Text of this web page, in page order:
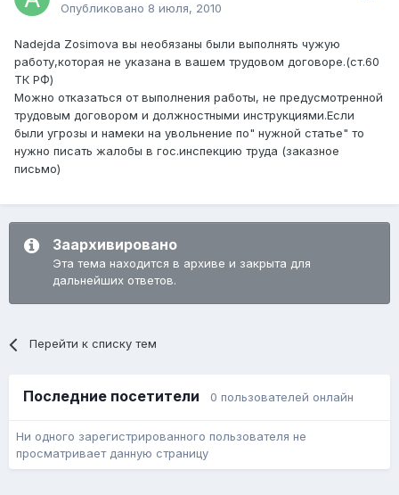
Опубликовано 8 июля, 2010
Nadejda Zosimova вы необязаны были выполнять чужую
работу,которая не указана в вашем трудовом договоре.(ст.60
ТК РФ)
Можно отказаться от выполнения работы, не предусмотренной
трудовым договором и должностными инструкциями.Если
были угрозы и намеки на увольнение по" нужной статье" то
нужно писать жалобы в гос.инспекцию труда (заказное
письмо)
Заархивировано
Эта тема находится в архиве и закрыта для
дальнейших ответов.
Перейти к списку тем
Последние посетители 0 пользователей онлайн
Ни одного зарегистрированного пользователя не
просматривает данную страницу